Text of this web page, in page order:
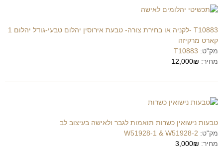
T10883 -לקניה או בחירת צורה- טבעת אירוסין יהלום טבעי-גודל יהלום 1
קארט מרקיזה
מק"ט: T10883
מחיר: 12,000₪
טבעות נישואין כשרות תואמות לגבר ולאישה בעיצוב לב
מק"ט: W51928-1 & W51928-2
מחיר: 3,000₪